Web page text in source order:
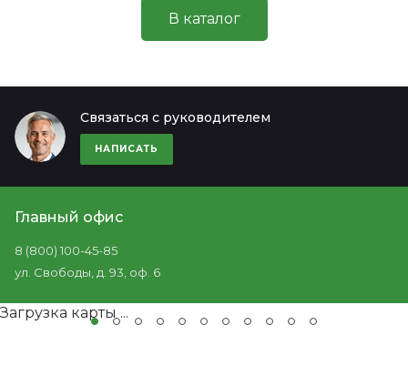
В каталог
Связаться с руководителем
НАПИСАТЬ
Главный офис
8 (800) 100-45-85
ул. Свободы, д. 93, оф. 6
Загрузка карты ...